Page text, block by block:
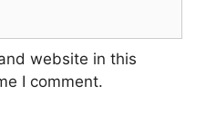
website in this
I comment.